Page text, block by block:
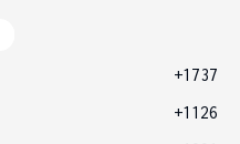
+1737
+1126